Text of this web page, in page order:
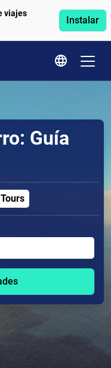
viajes
Instalar
Guía
Tours